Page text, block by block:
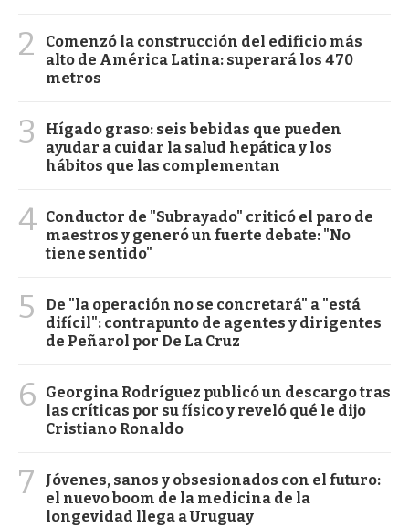
2
Comenzó la construcción del edificio más
alto de América Latina: superará los 470
metros
3
Hígado graso: seis bebidas que pueden
ayudar a cuidar la salud hepática y los
hábitos que las complementan
4 Conductor de "Subrayado" criticó el paro de
maestros y generó un fuerte debate: "No
tiene sentido"
5
De "la operación no se concretará" a "está
difícil": contrapunto de agentes y dirigentes
de Peñarol por De La Cruz
6
Georgina Rodríguez publicó un descargo tras
las críticas por su físico y reveló qué le dijo
Cristiano Ronaldo
7
Jóvenes, sanos y obsesionados con el futuro:
el nuevo boom de la medicina de la
longevidad llega a Uruguay